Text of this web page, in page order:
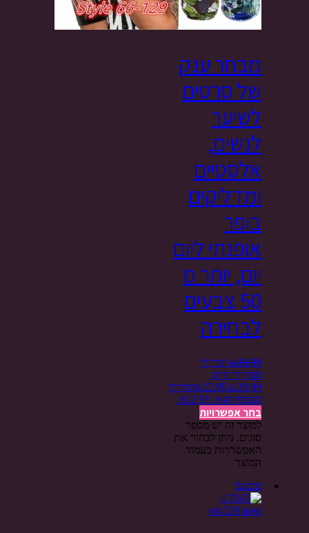
מבחר ענק
של סרטים
לשיער
לנשים,
אלסטיים
ומדליקים
בופר
אופנתי ליום
יום, יותר מ
50 צבעים
לבחירה
₪28.99
המחיר
המקורי היה:
₪28.99.
₪22.95
המחיר
הנוכחי הוא: ₪22.95.
בחר אפשרויות
למוצר זה יש מספר
סוגים. ניתן לבחור את
האפשרויות בעמוד
המוצר
מבצע!